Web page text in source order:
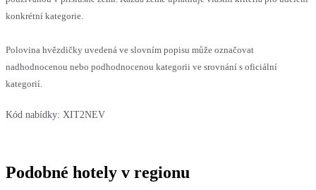
konkrétní kategorie.
Polovina hvězdičky uvedená ve slovním popisu může označovat
nadhodnocenou nebo podhodnocenou kategorii ve srovnání s oficiální
kategorií.
Kód nabídky: XIT2NEV
Podobné hotely v regionu